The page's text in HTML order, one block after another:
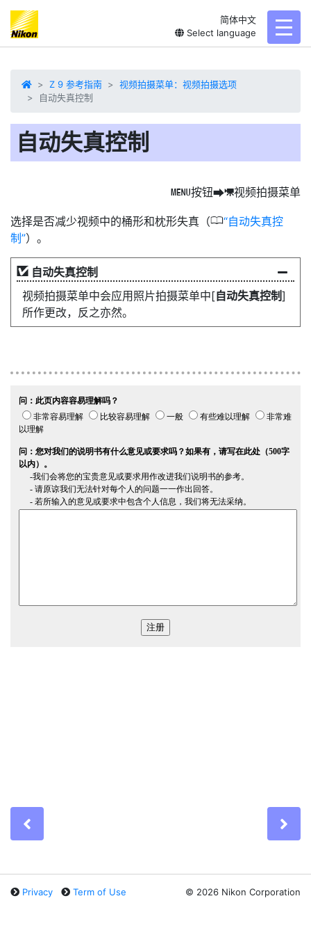
简体中文
Select language
Z 9 参考指南
视频拍摄菜单：视频拍摄选项
自动失真控制
自动失真控制
G按钮U1视频拍摄菜单
选择是否减少视频中的桶形和枕形失真（0 自动失真控
制 ）。
自动失真控制
视频拍摄菜单中会应用照片拍摄菜单中[自动失真控制]
所作更改，反之亦然。
Privacy Term of Use © 2026 Nikon Corporation